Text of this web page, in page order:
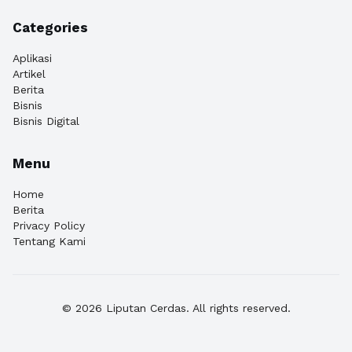
Categories
Aplikasi
Artikel
Berita
Bisnis
Bisnis Digital
Menu
Home
Berita
Privacy Policy
Tentang Kami
© 2026 Liputan Cerdas. All rights reserved.